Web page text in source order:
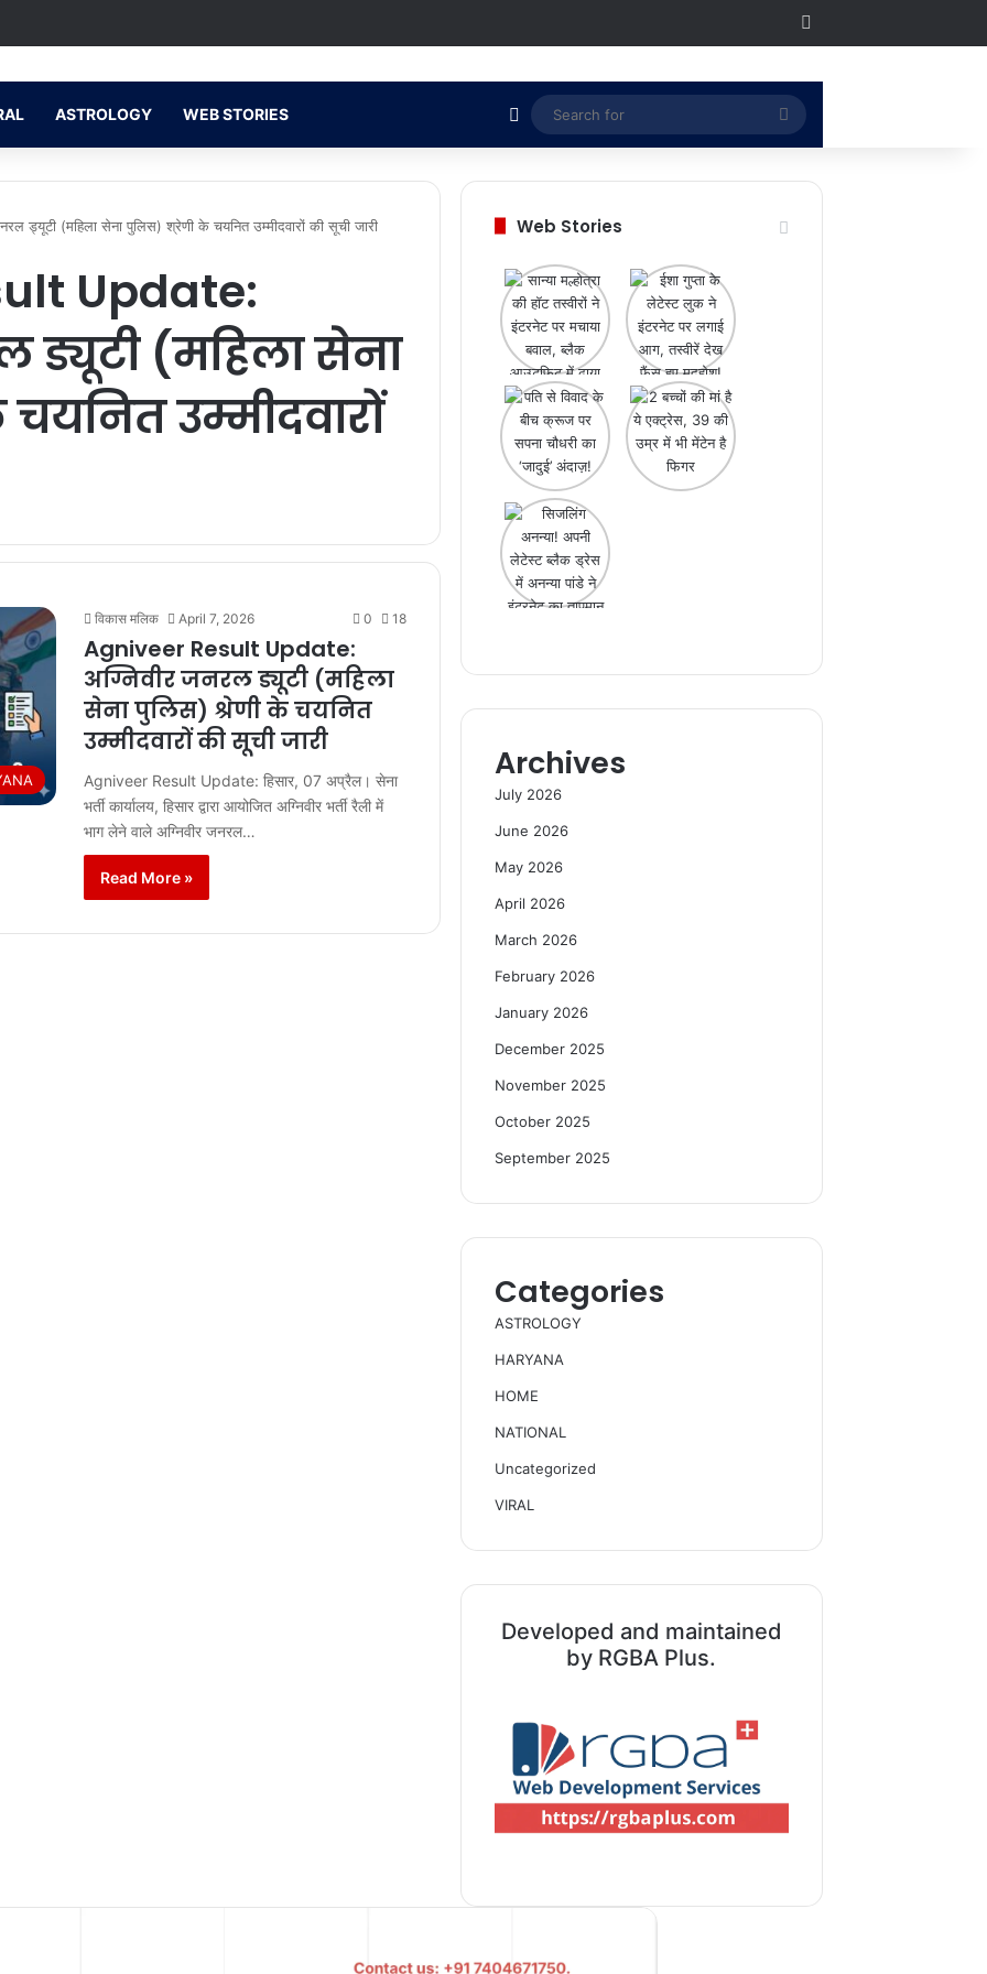
ASTROLOGY WEB STORIES Switch skin
Search
for
(महिला सेना पुलिस) श्रेणी के चयनित उम्मीदवारों की सूची जारी
Update:
ड्यूटी (महिला सेना
उम्मीदवारों
विकास मलिक April 7, 2026 0 18
Agniveer Result Update:
अग्निवीर जनरल ड्यूटी (महिला
सेना पुलिस) श्रेणी के चयनित
उम्मीदवारों की सूची जारी
Agniveer Result Update: हिसार, 07 अप्रैल। सेना
भर्ती कार्यालय, हिसार द्वारा आयोजित अग्निवीर भर्ती रैली में
भाग लेने वाले अग्निवीर जनरल…
Read More »
Web Stories
Archives
July 2026
June 2026
May 2026
April 2026
March 2026
February 2026
January 2026
December 2025
November 2025
October 2025
September 2025
Categories
ASTROLOGY
HARYANA
HOME
NATIONAL
Uncategorized
VIRAL
Developed and maintained
by RGBA Plus.